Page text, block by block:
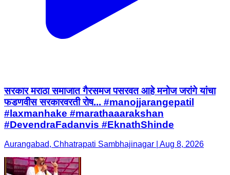
सरकार मराठा समाजात गैरसमज पसरवत आहे मनोज जरांगे यांचा
फडणवीस सरकारवरती रोष... #manojjarangepatil
#laxmanhake #marathaaarakshan
#DevendraFadanvis #EknathShinde
Aurangabad, Chhatrapati Sambhajinagar | Aug 8, 2026